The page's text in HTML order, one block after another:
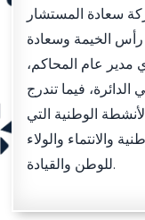
سعادة المستشار
الخيمة وسعادة
عام المحاكم،
فيما تندرج
الوطنية التي
والانتماء والولاء
للوطن والقيادة.